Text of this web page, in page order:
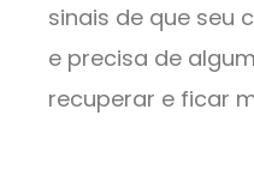
sinais de que seu
e precisa de
recuperar e ficar